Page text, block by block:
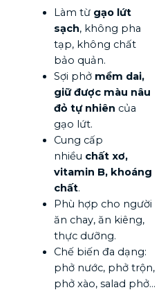
Làm từ gạo lứt
sạch, không pha
tạp, không chất
bảo quản.
Sợi phở mềm dai,
giữ được màu nâu
đỏ tự nhiên của
gạo lứt.
Cung cấp
nhiều chất xơ,
vitamin B, khoáng
chất.
Phù hợp cho người
ăn chay, ăn kiêng,
thực dưỡng.
Chế biến đa dạng:
phở nước, phở trộn,
phở xào, salad phở…